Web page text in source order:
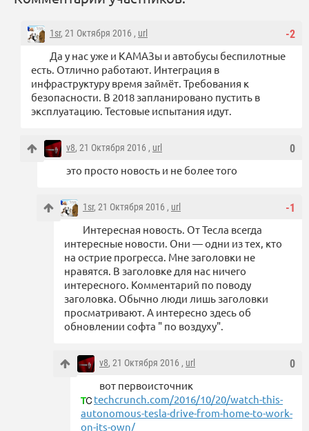
-2
1sr, 21 Октября 2016 , url
Да у нас уже и КАМАЗы и автобусы беспилотные
есть. Отлично работают. Интеграция в
инфраструктуру время займёт. Требования к
безопасности. В 2018 запланировано пустить в
эксплуатацию. Тестовые испытания идут.
0
v8, 21 Октября 2016 , url
это просто новость и не более того
-1
1sr, 21 Октября 2016 , url
Интересная новость. От Тесла всегда
интересные новости. Они — одни из тех, кто
на острие прогресса. Мне заголовки не
нравятся. В заголовке для нас ничего
интересного. Комментарий по поводу
заголовка. Обычно люди лишь заголовки
просматривают. А интересно здесь об
обновлении софта " по воздуху".
0
v8, 21 Октября 2016 , url
вот первоисточник
techcrunch.com/2016/10/20/watch-this-
autonomous-tesla-drive-from-home-to-work-
on-its-own/